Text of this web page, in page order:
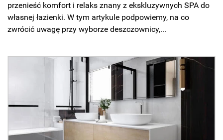
przenieść komfort i relaks znany z ekskluzywnych SPA do
własnej łazienki. W tym artykule podpowiemy, na co
zwrócić uwagę przy wyborze deszczownicy,...